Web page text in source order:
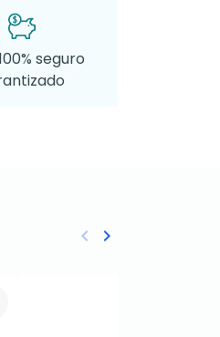
seguro
Anterior
keyboard_arrow_left Siguiente
keyboard_arrow_right